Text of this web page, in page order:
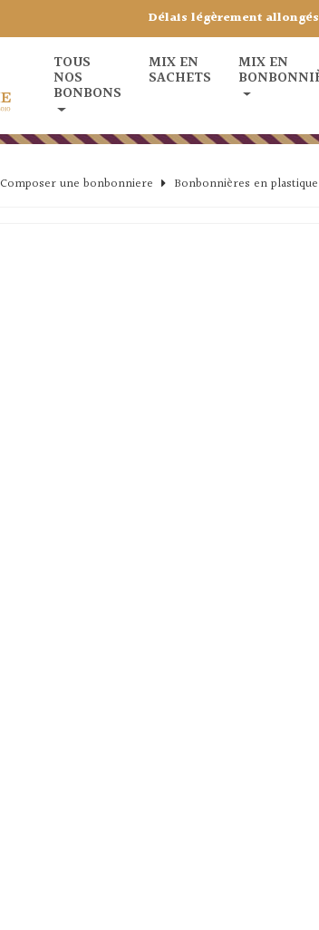
Délais légèrement
TOUS
NOS
BONBONS
MIX EN
SACHETS
MIX EN
Composer une bonbonniere Bonbonnières en plastique